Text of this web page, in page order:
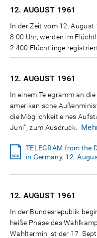
12. AUGUST 1961
In der Zeit vom 12. August
8.00 Uhr, werden im
2.400 Flüchtlinge
12. AUGUST 1961
In einem Telegramm an
amerikanische
die Möglichkeit eines
Juni", zum Ausdruck.
TELEGRAM from the
in Germany, 12.
12. AUGUST 1961
In der Bundesrepublik
heiße Phase des
Wahltermin ist der 17.